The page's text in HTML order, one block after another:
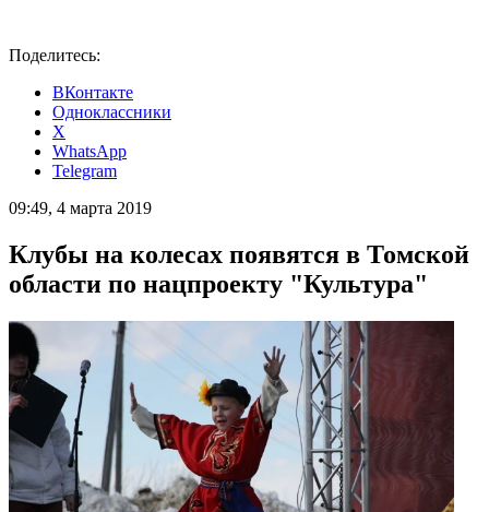
Поделитесь:
ВКонтакте
Одноклассники
X
WhatsApp
Telegram
09:49, 4 марта 2019
Клубы на колесах появятся в Томской
области по нацпроекту "Культура"